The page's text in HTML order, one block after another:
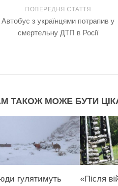
ПОПЕРЕДНЯ СТАТТЯ
Автобус з українцями потрапив у
смертельну ДТП в Росії
ТАКОЖ МОЖЕ БУТИ
гулятимуть
«Після